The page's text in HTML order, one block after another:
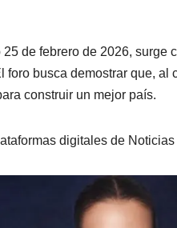
de febrero de 2026, surge
busca demostrar que, al
construir un mejor país.
digitales de